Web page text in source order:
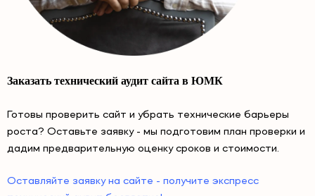
Заказать технический аудит сайта в ЮМК
Готовы проверить сайт и убрать технические барьеры
роста? Оставьте заявку - мы подготовим план проверки и
дадим предварительную оценку сроков и стоимости.
Оставляйте заявку на сайте - получите экспресс